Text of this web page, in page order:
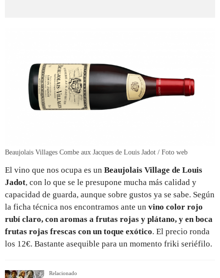
Beaujolais Villages Combe aux Jacques de Louis Jadot / Foto web
El vino que nos ocupa es un Beaujolais Village de Louis
Jadot, con lo que se le presupone mucha más calidad y
capacidad de guarda, aunque sobre gustos ya se sabe. Según
la ficha técnica nos encontramos ante un vino color rojo
rubí claro, con aromas a frutas rojas y plátano, y en boca
frutas rojas frescas con un toque exótico. El precio ronda
los 12€. Bastante asequible para un momento friki seriéfilo.
Relacionado